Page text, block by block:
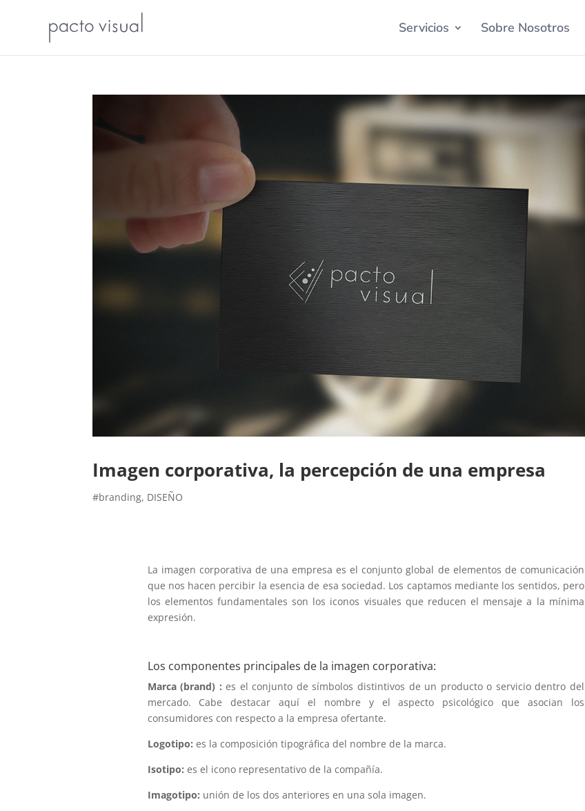
Servicios Sobre Nosotros
Imagen corporativa, la percepción de una empresa
#branding, DISEÑO
La imagen corporativa de una empresa es el conjunto global de elementos de comunicación
que nos hacen percibir la esencia de esa sociedad. Los captamos mediante los sentidos, pero
los elementos fundamentales son los iconos visuales que reducen el mensaje a la mínima
expresión.
Los componentes principales de la imagen corporativa:
Marca (brand) : es el conjunto de símbolos distintivos de un producto o servicio dentro del
mercado. Cabe destacar aquí el nombre y el aspecto psicológico que asocian los
consumidores con respecto a la empresa ofertante.
Logotipo: es la composición tipográfica del nombre de la marca.
Isotipo: es el icono representativo de la compañía.
Imagotipo: unión de los dos anteriores en una sola imagen.